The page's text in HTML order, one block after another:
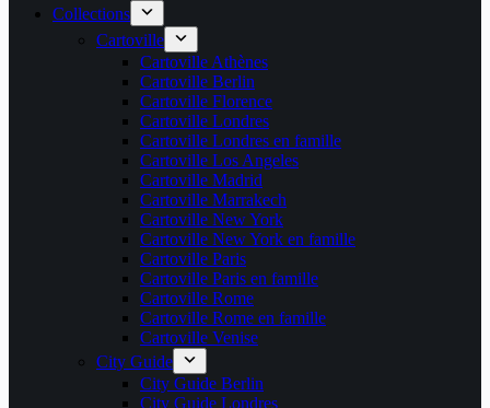
Collections
Cartoville
Cartoville Athènes
Cartoville Berlin
Cartoville Florence
Cartoville Londres
Cartoville Londres en famille
Cartoville Los Angeles
Cartoville Madrid
Cartoville Marrakech
Cartoville New York
Cartoville New York en famille
Cartoville Paris
Cartoville Paris en famille
Cartoville Rome
Cartoville Rome en famille
Cartoville Venise
City Guide
City Guide Berlin
City Guide Londres